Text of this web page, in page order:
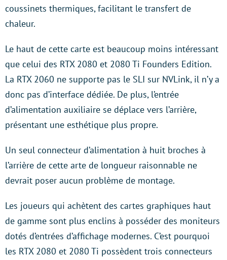
coussinets thermiques, facilitant le transfert de
chaleur.
Le haut de cette carte est beaucoup moins intéressant
que celui des RTX 2080 et 2080 Ti Founders Edition.
La RTX 2060 ne supporte pas le SLI sur NVLink, il n’y a
donc pas d’interface dédiée. De plus, l’entrée
d’alimentation auxiliaire se déplace vers l’arrière,
présentant une esthétique plus propre.
Un seul connecteur d’alimentation à huit broches à
l’arrière de cette arte de longueur raisonnable ne
devrait poser aucun problème de montage.
Les joueurs qui achètent des cartes graphiques haut
de gamme sont plus enclins à posséder des moniteurs
dotés d’entrées d’affichage modernes. C’est pourquoi
les RTX 2080 et 2080 Ti possèdent trois connecteurs